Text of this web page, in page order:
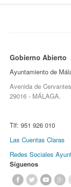
Gobierno Abierto
Ayuntamiento de
Avenida de
29016 - MÁLAGA.
Tlf: 951 926 010
Las Cuentas Claras
Redes Sociales
Síguenos